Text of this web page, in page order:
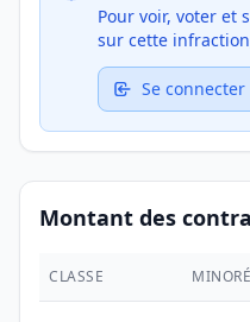
Pour voir, voter et
sur cette
Se connecter
Montant des
CLASSE MINORÉ